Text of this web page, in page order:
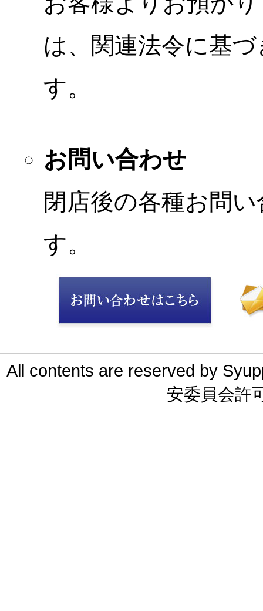
は、関連法令に基
す。
お問い合わせ
閉店後の各種お問
す。
All contents are reserved by
安委員会許